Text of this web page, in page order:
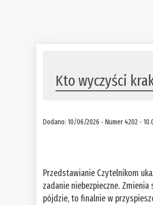
Kto wyczyści
Dodano: 10/06/2026 - Numer 4202 -
Przedstawianie Czytelnikom
zadanie niebezpieczne.
pójdzie, to finalnie w